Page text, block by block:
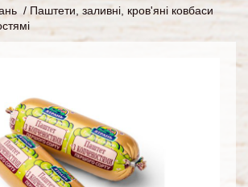
/Паштети, заливні, кров'яні ковбаси